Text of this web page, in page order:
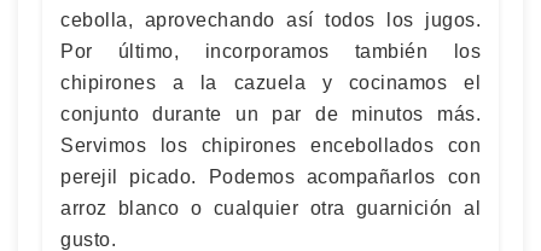
cebolla, aprovechando así todos los jugos.
Por último, incorporamos también los
chipirones a la cazuela y cocinamos el
conjunto durante un par de minutos más.
Servimos los chipirones encebollados con
perejil picado. Podemos acompañarlos con
arroz blanco o cualquier otra guarnición al
gusto.